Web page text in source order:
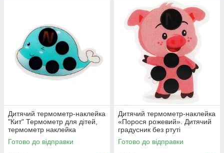
Дитячий термометр-наклейка
"Кит" Термометр для дітей,
термометр наклейка
Готово до відправки
Дитячий термометр-наклейка
«Порося рожевий». Дитячий
градусник без ртуті
Готово до відправки